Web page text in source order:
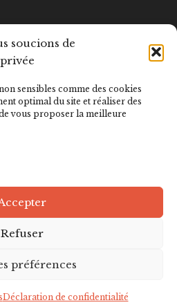
soucions de
sensibles comme des cookies
optimal du site et réaliser des
vous proposer la meilleure
Refuser
préférences
Déclaration de confidentialité
Nº14